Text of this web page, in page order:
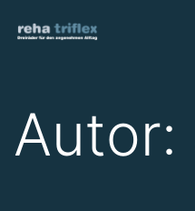
Inhalt
Autor: